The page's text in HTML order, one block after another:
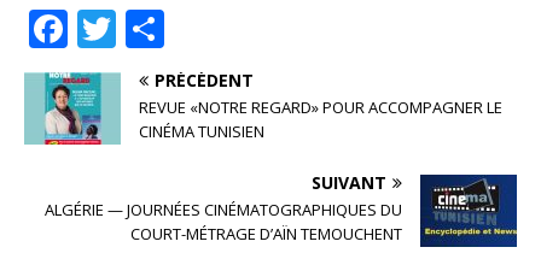
F
a
c
e
o
T
w
it
te
ar
ta
g
r
PRÉCÉDENT
REVUE «NOTRE REGARD» POUR ACCOMPAGNER LE
CINÉMA TUNISIEN
SUIVANT
ALGÉRIE — JOURNÉES CINÉMATOGRAPHIQUES DU
COURT-MÉTRAGE D’AÏN TEMOUCHENT